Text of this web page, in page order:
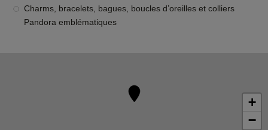
Charms, bracelets, bagues, boucles d’oreilles et colliers
Pandora emblématiques
+
−